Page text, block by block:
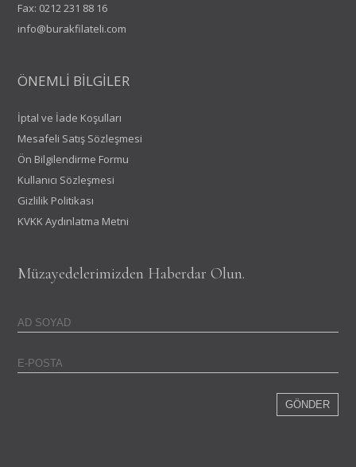
Fax: 0212 231 88 16
info@burakfilateli.com
ÖNEMLİ BİLGİLER
İptal ve İade Koşulları
Mesafeli Satış Sözleşmesi
Ön Bilgilendirme Formu
Kullanıcı Sözleşmesi
Gizlilik Politikası
KVKK Aydınlatma Metni
Müzayedelerimizden Haberdar Olun.